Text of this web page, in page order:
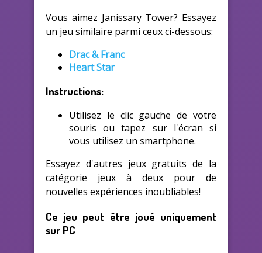
Vous aimez Janissary Tower? Essayez
un jeu similaire parmi ceux ci-dessous:
Drac & Franc
Heart Star
Instructions:
Utilisez le clic gauche de votre
souris ou tapez sur l'écran si
vous utilisez un smartphone.
Essayez d'autres jeux gratuits de la
catégorie jeux à deux pour de
nouvelles expériences inoubliables!
Ce jeu peut être joué uniquement
sur PC